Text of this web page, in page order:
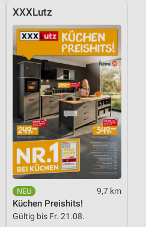
XXXLutz
9,7 km
Küchen Preishits!
Gültig bis Fr. 21.08.